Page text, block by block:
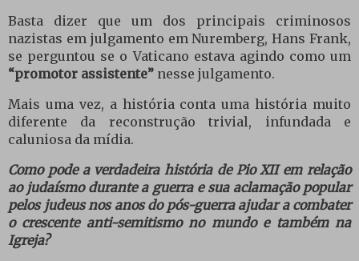
Basta dizer que um dos principais criminosos
nazistas em julgamento em Nuremberg, Hans Frank,
se perguntou se o Vaticano estava agindo como um
“promotor assistente” nesse julgamento.
Mais uma vez, a história conta uma história muito
diferente da reconstrução trivial, infundada e
caluniosa da mídia.
Como pode a verdadeira história de Pio XII em relação
ao judaísmo durante a guerra e sua aclamação popular
pelos judeus nos anos do pós-guerra ajudar a combater
o crescente anti-semitismo no mundo e também na
Igreja?